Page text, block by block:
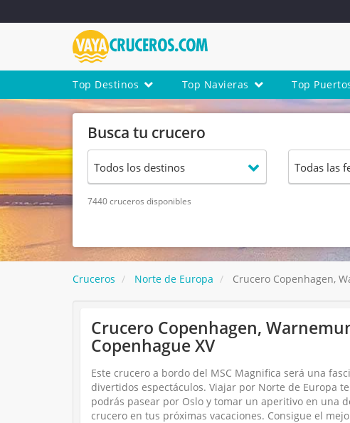
Top Destinos Top Navieras Top
Busca tu crucero
7440 cruceros disponibles
Cruceros Norte de Europa Crucero Copenhagen,
Crucero Copenhagen,
Copenhague XV
Este crucero a bordo del MSC Magnifica será una
divertidos espectáculos. Viajar por Norte de Europa
podrás pasear por Oslo y tomar un aperitivo en una
crucero en tus próximas vacaciones. Consigue el